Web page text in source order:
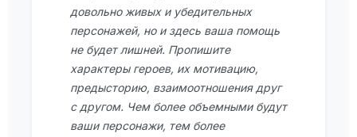
довольно живых и убедительных
персонажей, но и здесь ваша помощь
не будет лишней. Пропишите
характеры героев, их мотивацию,
предысторию, взаимоотношения друг
с другом. Чем более объемными будут
ваши персонажи, тем более